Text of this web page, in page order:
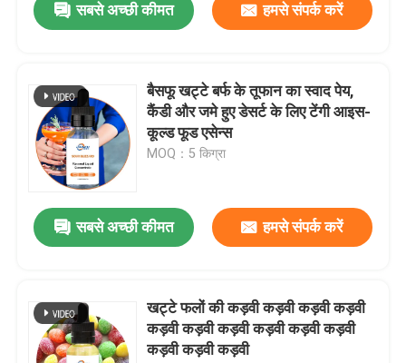
सबसे अच्छी कीमत हमसे संपर्क करें
बैसफू खट्टे बर्फ के तूफान का स्वाद पेय,
कैंडी और जमे हुए डेसर्ट के लिए टेंगी आइस-
कूल्ड फूड एसेन्स
MOQ：5 किग्रा
सबसे अच्छी कीमत हमसे संपर्क करें
खट्टे फलों की कड़वी कड़वी कड़वी कड़वी
कड़वी कड़वी कड़वी कड़वी कड़वी कड़वी
कड़वी कड़वी कड़वी